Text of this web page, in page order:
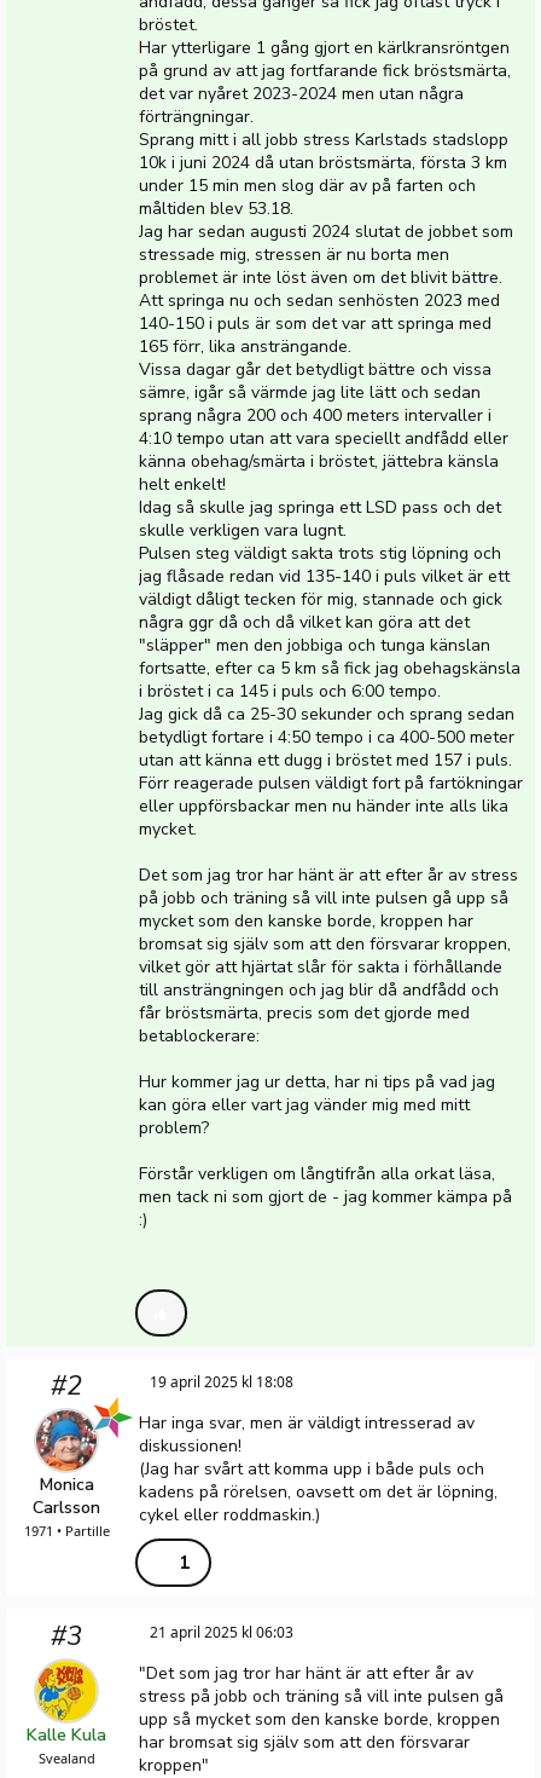
bröstet.
Har ytterligare 1 gång gjort en kärlkransröntgen
på grund av att jag fortfarande fick bröstsmärta,
det var nyåret 2023-2024 men utan några
förträngningar.
Sprang mitt i all jobb stress Karlstads stadslopp
10k i juni 2024 då utan bröstsmärta, första 3 km
under 15 min men slog där av på farten och
måltiden blev 53.18.
Jag har sedan augusti 2024 slutat de jobbet som
stressade mig, stressen är nu borta men
problemet är inte löst även om det blivit bättre.
Att springa nu och sedan senhösten 2023 med
140-150 i puls är som det var att springa med
165 förr, lika ansträngande.
Vissa dagar går det betydligt bättre och vissa
sämre, igår så värmde jag lite lätt och sedan
sprang några 200 och 400 meters intervaller i
4:10 tempo utan att vara speciellt andfådd eller
känna obehag/smärta i bröstet, jättebra känsla
helt enkelt!
Idag så skulle jag springa ett LSD pass och det
skulle verkligen vara lugnt.
Pulsen steg väldigt sakta trots stig löpning och
jag flåsade redan vid 135-140 i puls vilket är ett
väldigt dåligt tecken för mig, stannade och gick
några ggr då och då vilket kan göra att det
"släpper" men den jobbiga och tunga känslan
fortsatte, efter ca 5 km så fick jag obehagskänsla
i bröstet i ca 145 i puls och 6:00 tempo.
Jag gick då ca 25-30 sekunder och sprang sedan
betydligt fortare i 4:50 tempo i ca 400-500 meter
utan att känna ett dugg i bröstet med 157 i puls.
Förr reagerade pulsen väldigt fort på fartökningar
eller uppförsbackar men nu händer inte alls lika
mycket.
Det som jag tror har hänt är att efter år av stress
på jobb och träning så vill inte pulsen gå upp så
mycket som den kanske borde, kroppen har
bromsat sig själv som att den försvarar kroppen,
vilket gör att hjärtat slår för sakta i förhållande
till ansträngningen och jag blir då andfådd och
får bröstsmärta, precis som det gjorde med
betablockerare:
Hur kommer jag ur detta, har ni tips på vad jag
kan göra eller vart jag vänder mig med mitt
problem?
Förstår verkligen om långtifrån alla orkat läsa,
men tack ni som gjort de - jag kommer kämpa på
:)
#2
Monica
Carlsson
1971 • Partille
19 april 2025 kl 18:08
Har inga svar, men är väldigt intresserad av
diskussionen!
(Jag har svårt att komma upp i både puls och
kadens på rörelsen, oavsett om det är löpning,
cykel eller roddmaskin.)
1
#3
Kalle Kula
Svealand
21 april 2025 kl 06:03
"Det som jag tror har hänt är att efter år av
stress på jobb och träning så vill inte pulsen gå
upp så mycket som den kanske borde, kroppen
har bromsat sig själv som att den försvarar
kroppen"